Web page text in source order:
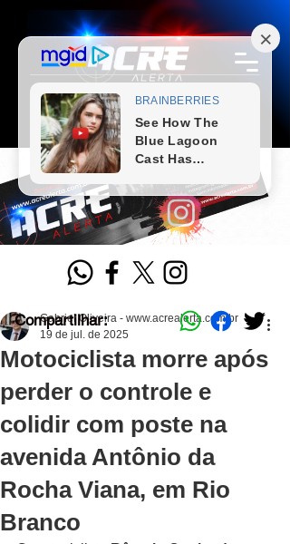
Motociclista morre após
perder o controle e
colidir com poste na
avenida Antônio da
Rocha Viana, em Rio
Branco
Gabriel Oliveira - www.acrealerta.com.br
19 de jul. de 2025
Compartilhar: